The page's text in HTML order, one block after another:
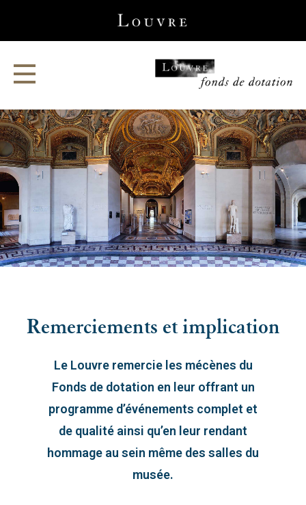
Remerciements et implication
Le Louvre remercie les mécènes du
Fonds de dotation en leur offrant un
programme d’événements complet et
de qualité ainsi qu’en leur rendant
hommage au sein même des salles du
musée.